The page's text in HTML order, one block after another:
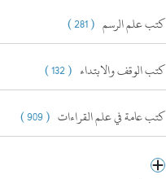
كتب علم الرسم ( 281 )
كتب الوقف والابتداء ( 132 )
كتب عامة في علم القراءات ( 909 )